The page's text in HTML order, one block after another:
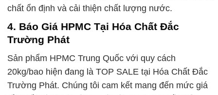
chất ổn định và cải thiện chất lượng nước.
4. Báo Giá HPMC Tại Hóa Chất Đắc
Trường Phát
Sản phẩm HPMC Trung Quốc với quy cách
20kg/bao hiện đang là TOP SALE tại Hóa Chất Đắc
Trường Phát. Chúng tôi cam kết mang đến mức giá